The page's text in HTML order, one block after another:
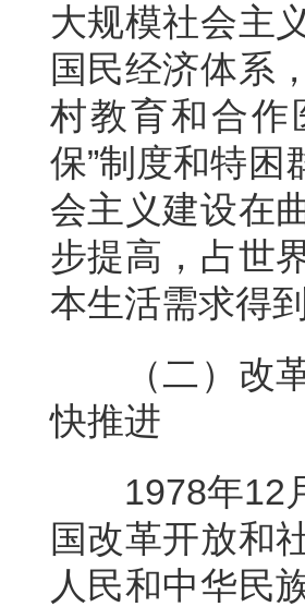
大规模社会主
国民经济体系
村教育和合作
保”制度和特
会主义建设在
步提高，占世
本生活需求得
（二）改
快推进
1978年12
国改革开放和
人民和中华民